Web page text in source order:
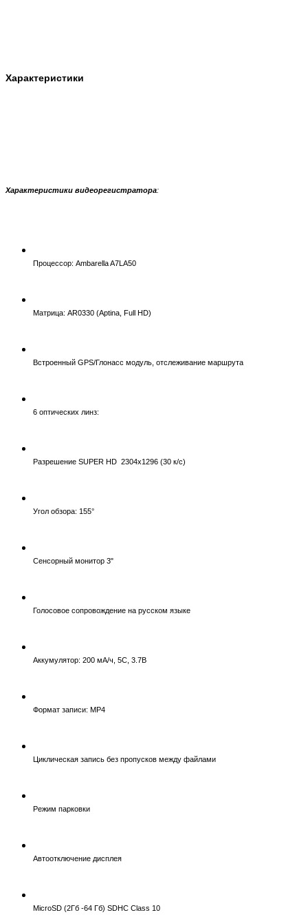
Характеристики
Характеристики видеорегистратора:
Процессор: Ambarella A7LA50
Матрица: AR0330 (Aptina, Full HD)
Встроенный GPS/Глонасс модуль, отслеживание маршрута
6 оптических линз:
Разрешение SUPER HD 2304х1296 (30 к/с)
Угол обзора: 155°
Сенсорный монитор 3"
Голосовое сопровождение на русском языке
Аккумулятор: 200 мА/ч, 5C, 3.7В
Формат записи: MP4
Циклическая запись без пропусков между файлами
Режим парковки
Автоотключение дисплея
MicroSD (2Гб -64 Гб) SDHC Class 10